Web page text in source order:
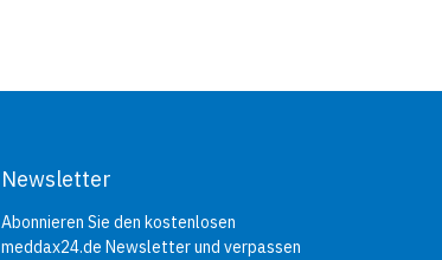
Newsletter
Abonnieren Sie den kostenlosen
meddax24.de Newsletter und verpassen